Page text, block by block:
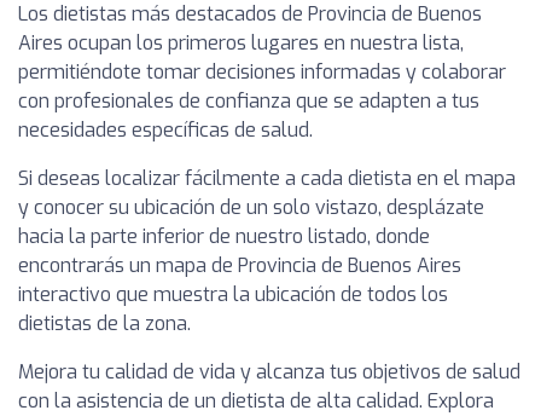
Los dietistas más destacados de Provincia de Buenos
Aires ocupan los primeros lugares en nuestra lista,
permitiéndote tomar decisiones informadas y colaborar
con profesionales de confianza que se adapten a tus
necesidades específicas de salud.
Si deseas localizar fácilmente a cada dietista en el mapa
y conocer su ubicación de un solo vistazo, desplázate
hacia la parte inferior de nuestro listado, donde
encontrarás un mapa de Provincia de Buenos Aires
interactivo que muestra la ubicación de todos los
dietistas de la zona.
Mejora tu calidad de vida y alcanza tus objetivos de salud
con la asistencia de un dietista de alta calidad. Explora